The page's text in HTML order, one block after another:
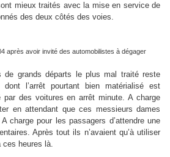
mieux traités avec la mise en service de
des deux côtés des voies.
après avoir invité des automobilistes à dégager
de grands départs le plus mal traité reste
l’arrêt pourtant bien matérialisé est
par des voitures en arrêt minute. A charge
en attendant que ces messieurs dames
charge pour les passagers d’attendre une
Après tout ils n’avaient qu’à utiliser
ces heures là.